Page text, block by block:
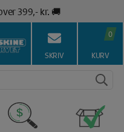
399,- kr. 🚚
1967 🥇
👍
43 44 45 15 ☎️
priser 💰
SKRIV
0
KURV